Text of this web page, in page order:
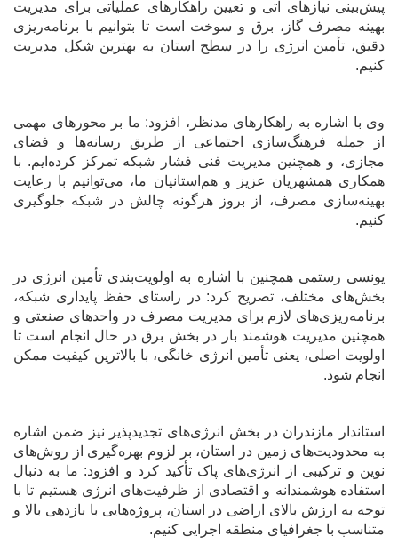
پیش‌بینی نیازهای آتی و تعیین راهکارهای عملیاتی برای مدیریت
بهینه مصرف گاز، برق و سوخت است تا بتوانیم با برنامه‌ریزی
دقیق، تأمین انرژی را در سطح استان به بهترین شکل مدیریت
کنیم.
وی با اشاره به راهکارهای مدنظر، افزود: ما بر محورهای مهمی
از جمله فرهنگ‌سازی اجتماعی از طریق رسانه‌ها و فضای
مجازی، و همچنین مدیریت فنی فشار شبکه تمرکز کرده‌ایم. با
همکاری همشهریان عزیز و هم‌استانیان ما، می‌توانیم با رعایت
بهینه‌سازی مصرف، از بروز هرگونه چالش در شبکه جلوگیری
کنیم.
یونسی رستمی همچنین با اشاره به اولویت‌بندی تأمین انرژی در
بخش‌های مختلف، تصریح کرد: در راستای حفظ پایداری شبکه،
برنامه‌ریزی‌های لازم برای مدیریت مصرف در واحدهای صنعتی و
همچنین مدیریت هوشمند بار در بخش برق در حال انجام است تا
اولویت اصلی، یعنی تأمین انرژی خانگی، با بالاترین کیفیت ممکن
انجام شود.
استاندار مازندران در بخش انرژی‌های تجدیدپذیر نیز ضمن اشاره
به محدودیت‌های زمین در استان، بر لزوم بهره‌گیری از روش‌های
نوین و ترکیبی از انرژی‌های پاک تأکید کرد و افزود: ما به دنبال
استفاده هوشمندانه و اقتصادی از ظرفیت‌های انرژی هستیم تا با
توجه به ارزش بالای اراضی در استان، پروژه‌هایی با بازدهی بالا و
متناسب با جغرافیای منطقه اجرایی کنیم.